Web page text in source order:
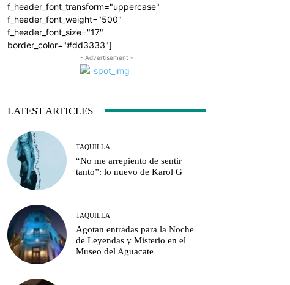
f_header_font_transform="uppercase"
f_header_font_weight="500"
f_header_font_size="17"
border_color="#dd3333"]
- Advertisement -
LATEST ARTICLES
TAQUILLA
“No me arrepiento de sentir
tanto”: lo nuevo de Karol G
TAQUILLA
Agotan entradas para la Noche
de Leyendas y Misterio en el
Museo del Aguacate